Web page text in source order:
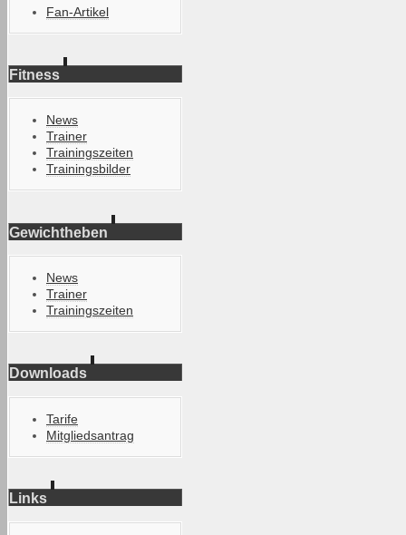
Fan-Artikel
Fitness
News
Trainer
Trainingszeiten
Trainingsbilder
Gewichtheben
News
Trainer
Trainingszeiten
Downloads
Tarife
Mitgliedsantrag
Links